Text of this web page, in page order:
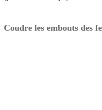
Coudre les embouts des